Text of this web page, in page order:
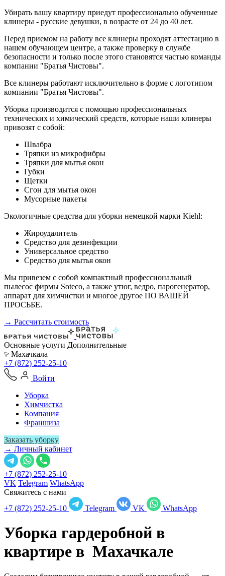
Убирать вашу квартиру приедут профессионально обученные
клинеры - русские девушки, в возрасте от 24 до 40 лет.
Перед приемом на работу все клинеры проходят аттестацию в
нашем обучающем центре, а также проверку в службе
безопасности и только после этого становятся частью команды
компании "Братья Чистовы".
Все клинеры работают исключительно в форме с логотипом
компании "Братья Чистовы".
Уборка производится с помощью профессиональных
технических и химический средств, которые наши клинеры
привозят с собой:
Швабра
Тряпки из микрофибры
Тряпки для мытья окон
Губки
Щетки
Сгон для мытья окон
Мусорные пакеты
Экологичные средства для уборки немецкой марки Kiehl:
Жироудалитель
Средство для дезинфекции
Универсальное средство
Средство для мытья окон
Мы привезем с собой компактный профессиональный
пылесос фирмы Soteco, а также утюг, ведро, парогенератор,
аппарат для химчистки и многое другое ПО ВАШЕЙ
ПРОСЬБЕ.
→ Рассчитать стоимость
Основные услуги Дополнительные
Махачкала
+7 (872) 252-25-10
Войти
Уборка
Химчистка
Компания
Франшиза
Заказать уборку
→ Личный кабинет
+7 (872) 252-25-10
VK Telegram WhatsApp
Свяжитесь с нами
+7 (872) 252-25-10
Telegram VK WhatsApp
Уборка гардеробной в
квартире в Махачкале